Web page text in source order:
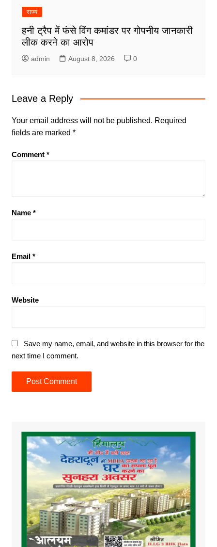
राज्य
हनी ट्रैप में फंसे विंग कमांडर पर गोपनीय जानकारी
लीक करने का आरोप
admin August 8, 2026 0
Leave a Reply
Your email address will not be published. Required
fields are marked *
Comment *
Name *
Email *
Website
Save my name, email, and website in this browser for the
next time I comment.